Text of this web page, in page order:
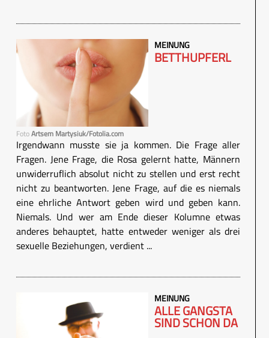
FotoArtsem Martysiuk/Fotolia.com
MEINUNG
BETTHUPFERL
Irgendwann musste sie ja kommen. Die Frage aller
Fragen. Jene Frage, die Rosa gelernt hatte, Männern
unwiderruflich absolut nicht zu stellen und erst recht
nicht zu beantworten. Jene Frage, auf die es niemals
eine ehrliche Antwort geben wird und geben kann.
Niemals. Und wer am Ende dieser Kolumne etwas
anderes behauptet, hatte entweder weniger als drei
sexuelle Beziehungen, verdient ...
MEINUNG
ALLE GANGSTA
SIND SCHON DA